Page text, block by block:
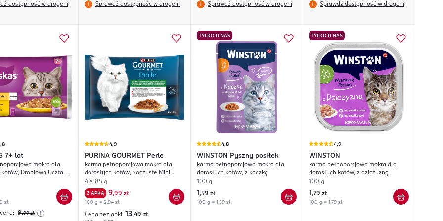
dostępność w drogerii
Sprawdź dostępność w drogerii
Sprawdź dostępność w drogerii
Sprawdź dostępność w drogerii
7+ lat
mokra dla
kotów, Drobiowa Uczta, 2
x Indyk, w galaretce
zł
9,99 zł
4,9
PURINA GOURMET Perle
karma pełnoporcjowa mokra dla
dorosłych kotów, Soczyste Mini
Fileciki z Warzywami, w Sosie
4 x 85 g
Z APKĄ 9,99 zł
100 g = 2,94 zł
Cena bez apki: 13,49 zł
TYLKO U NAS
4,8
WINSTON Pyszny posiłek
karma pełnoporcjowa mokra dla
dorosłych kotów, z kaczką
100 g
1 ,59 zł
100 g = 1,59 zł
TYLKO U NAS
4,9
WINSTON
karma pełnoporcjowa mokra dla
dorosłych kotów, z dziczyzną
100 g
1 ,79 zł
100 g = 1,79 zł